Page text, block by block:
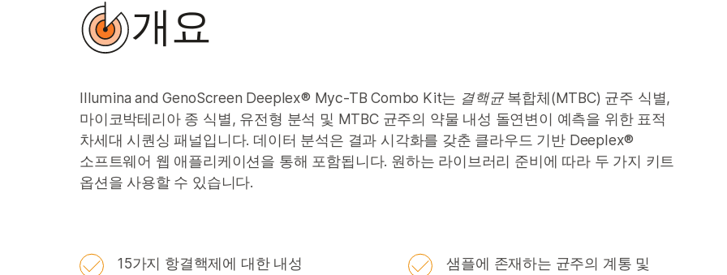
개요
Illumina and GenoScreen Deeplex® Myc-TB Combo Kit는 결핵균복합체(MTBC) 균주 식별,
마이코박테리아 종 식별, 유전형 분석 및 MTBC 균주의 약물 내성 돌연변이 예측을 위한 표적
차세대 시퀀싱 패널입니다. 데이터 분석은 결과 시각화를 갖춘 클라우드 기반 Deeplex®
소프트웨어 웹 애플리케이션을 통해 포함됩니다. 원하는 라이브러리 준비에 따라 두 가지 키트
옵션을 사용할 수 있습니다.
15가지 항결핵제에 대한 내성
샘플에 존재하는 균주의 계통 및